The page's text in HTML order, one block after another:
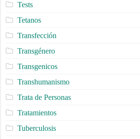
Tests
Tetanos
Transfección
Transgénero
Transgenicos
Transhumanismo
Trata de Personas
Tratamientos
Tuberculosis